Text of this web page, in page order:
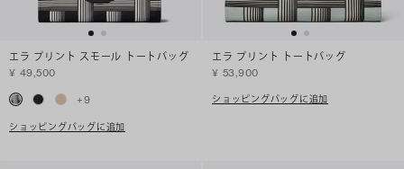
エラ プリント スモール トートバッグ
¥ 49,500
+9
ショッピングバッグに追加
エラ プリント トートバッグ
¥ 53,900
ショッピングバッグに追加